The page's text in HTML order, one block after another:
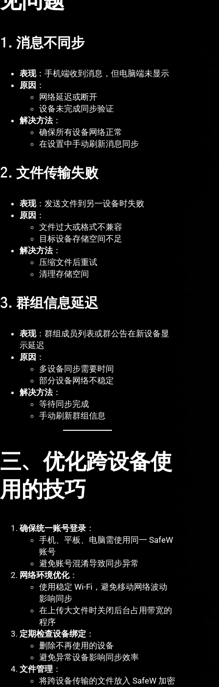
1. 消息不同步
表现：手机端收到消息，但电脑端未显示
原因 ：
网络延迟或断开
设备未完成同步验证
解决方法：
确保所有设备网络正常
在设置中手动刷新消息同步
2. 文件传输失败
表现：发送文件到另一设备时失败
原因 ：
文件过大或格式不兼容
目标设备存储空间不足
解决方法：
压缩文件后重试
清理存储空间
3. 群组信息延迟
表现：群组成员列表或群公告在新设备显
示延迟
原因 ：
多设备同步需要时间
部分设备网络不稳定
解决方法：
等待同步完成
手动刷新群组信息
三、优化跨设备使
用的技巧
确保统一账号登录 ：
手机、平板、电脑需使用同一 SafeW
账号
避免账号混淆导致同步异常
网络环境优化：
使用稳定 Wi-Fi，避免移动网络波动
影响同步
在上传大文件时关闭后台占用带宽的
程序
定期检查设备绑定 ：
删除不再使用的设备
避免异常设备影响同步效率
文件管理 ：
将跨设备传输的文件放入 SafeW 加密